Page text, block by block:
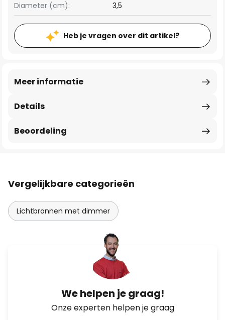
Diameter (cm): 3,5
Heb je vragen over dit artikel?
Details
Meer informatie
Beoordeling
Vergelijkbare categorieën
Lichtbronnen met dimmer
We helpen je graag!
Onze experten helpen je graag